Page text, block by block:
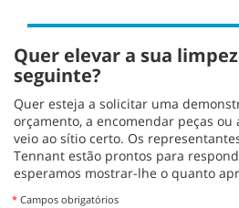
Quer elevar a sua
seguinte?
Quer esteja a solicitar uma
orçamento, a encomendar peças ou
veio ao sítio certo. Os
Tennant estão prontos para
esperamos mostrar-lhe o quanto
* Campos obrigatórios